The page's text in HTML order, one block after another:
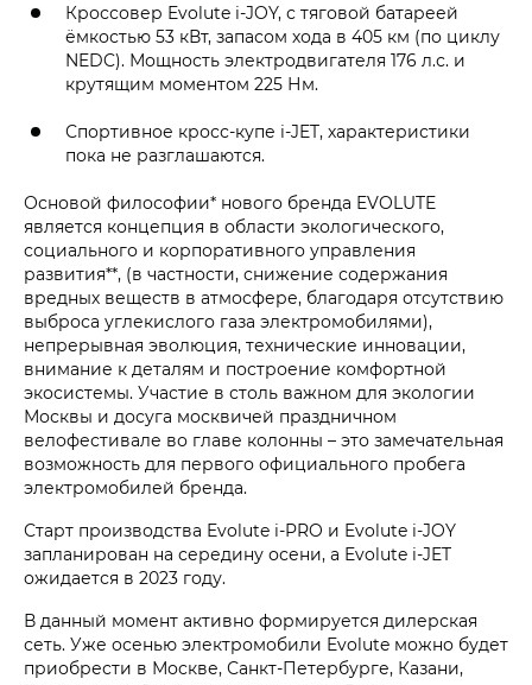
Кроссовер Evolute i‑JOY, с тяговой батареей
ёмкостью 53 кВт, запасом хода в 405 км (по циклу
NEDC). Мощность электродвигателя 176 л.с. и
крутящим моментом 225 Нм.
Спортивное кросс-купе i‑JET, характеристики
пока не разглашаются.
Основой философии* нового бренда EVOLUTE
является концепция в области экологического,
социального и корпоративного управления
развития**, (в частности, снижение содержания
вредных веществ в атмосфере, благодаря отсутствию
выброса углекислого газа электромобилями),
непрерывная эволюция, технические инновации,
внимание к деталям и построение комфортной
экосистемы. Участие в столь важном для экологии
Москвы и досуга москвичей праздничном
велофестивале во главе колонны – это замечательная
возможность для первого официального пробега
электромобилей бренда.
Старт производства Evolute i‑PRO и Evolute i‑JOY
запланирован на середину осени, а Evolute i‑JET
ожидается в 2023 году.
В данный момент активно формируется дилерская
сеть. Уже осенью электромобили Evolute можно будет
приобрести в Москве, Санкт-Петербурге, Казани,